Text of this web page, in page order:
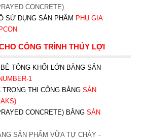
CONCRETE)
SỬ DỤNG SẢN PHẨM PHỤ GIA
CÔNG TRÌNH THỦY LỢI
TÔNG KHỐI LỚN BẰNG SẢN
1
THI CÔNG BẰNG SẢN
CONCRETE) BẰNG SẢN
SẢN PHẨM VỮA TỰ CHẢY -